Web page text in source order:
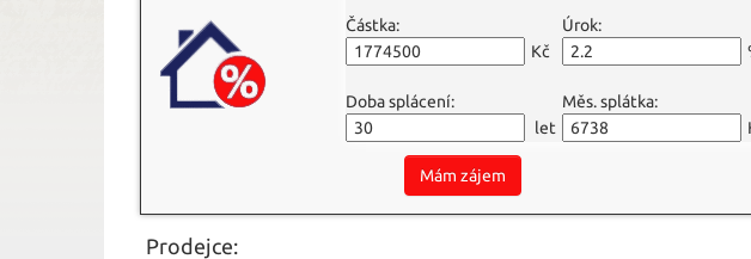
Částka:
Kč
Úrok:
Doba splácení:
let
Měs. splátka:
Mám zájem
Prodejce: